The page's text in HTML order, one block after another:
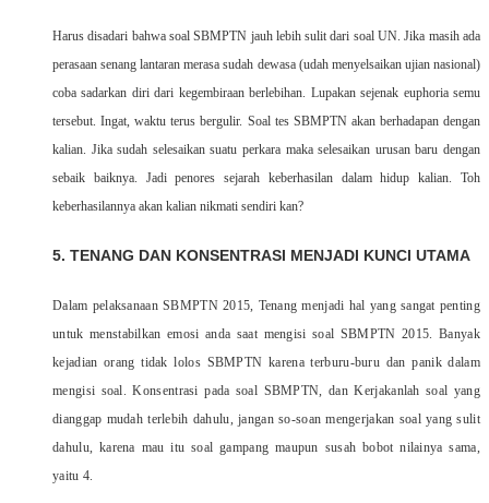
Harus disadari bahwa soal SBMPTN jauh lebih sulit dari soal UN. Jika masih ada
perasaan senang lantaran merasa sudah dewasa (udah menyelsaikan ujian nasional)
coba sadarkan diri dari kegembiraan berlebihan. Lupakan sejenak euphoria semu
tersebut. Ingat, waktu terus bergulir. Soal tes SBMPTN akan berhadapan dengan
kalian. Jika sudah selesaikan suatu perkara maka selesaikan urusan baru dengan
sebaik baiknya. Jadi penores sejarah keberhasilan dalam hidup kalian. Toh
keberhasilannya akan kalian nikmati sendiri kan?
5. TENANG DAN KONSENTRASI MENJADI KUNCI UTAMA
Dalam pelaksanaan SBMPTN 2015, Tenang menjadi hal yang sangat penting
untuk menstabilkan emosi anda saat mengisi soal SBMPTN 2015. Banyak
kejadian orang tidak lolos SBMPTN karena terburu-buru dan panik dalam
mengisi soal. Konsentrasi pada soal SBMPTN, dan Kerjakanlah soal yang
dianggap mudah terlebih dahulu, jangan so-soan mengerjakan soal yang sulit
dahulu, karena mau itu soal gampang maupun susah bobot nilainya sama,
yaitu 4.